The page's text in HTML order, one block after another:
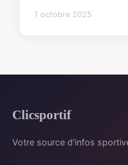
1 octobre 2025
Clicsportif
Votre source d'infos